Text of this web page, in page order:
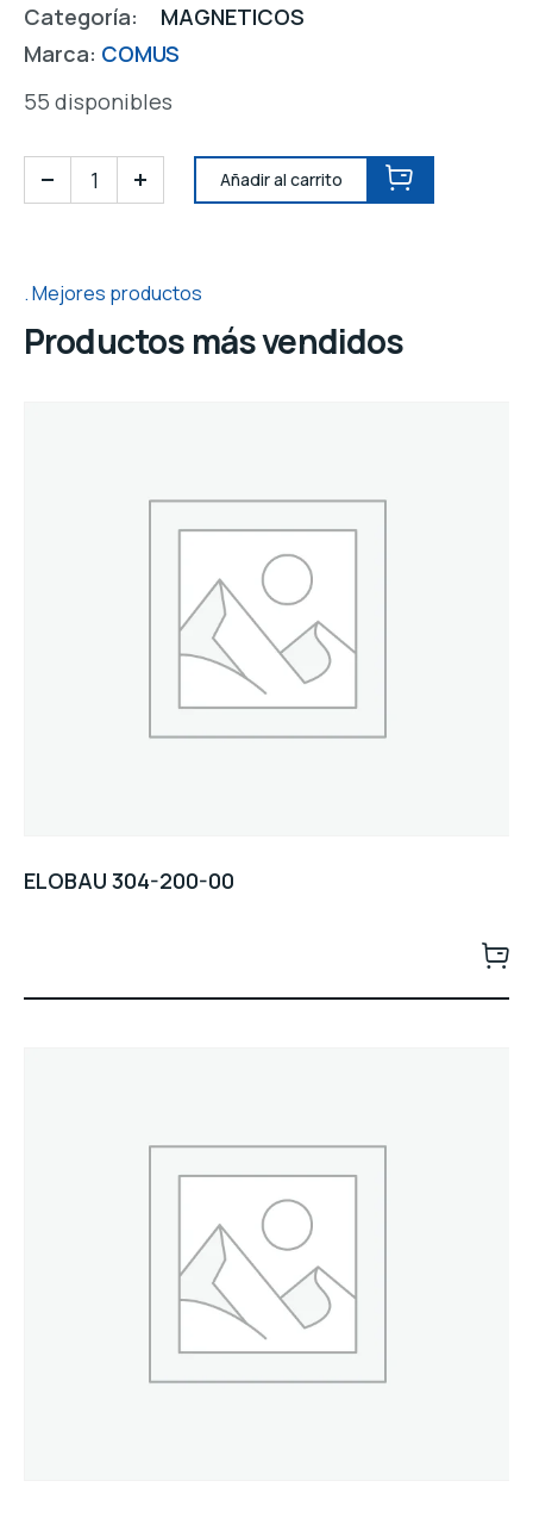
Categoría:
MAGNETICOS
Marca: COMUS
55 disponibles
Añadir al carrito
Mejores productos
Productos más vendidos
ELOBAU 304-200-00